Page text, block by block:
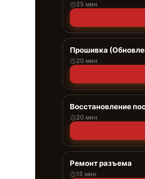
25 мин
Прошивка
20 мин
Восстановление
20 мин
Ремонт разъема
15 мин